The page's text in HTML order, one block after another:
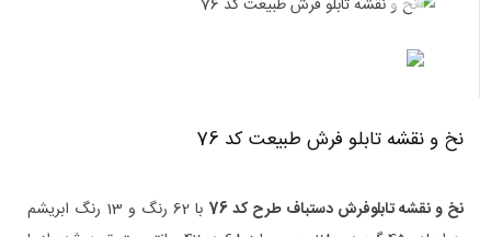
نخ و نقشه تابلو فرش طبیعت کد 76
نخ و نقشه تابلوفرش دستباف طرح کد 76
با 62 رنگ و 13 رنگ ابریشم